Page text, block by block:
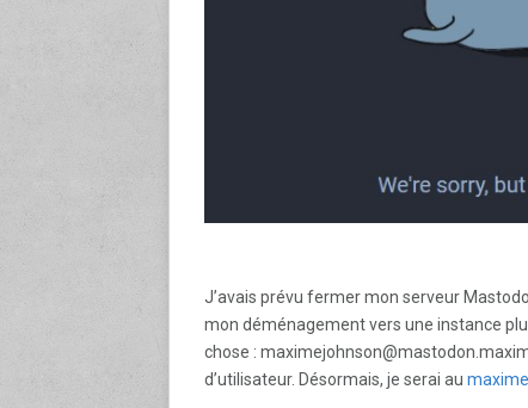
J’avais prévu fermer mon serveur
mon déménagement vers une instance
chose :
d’utilisateur. Désormais, je serai au